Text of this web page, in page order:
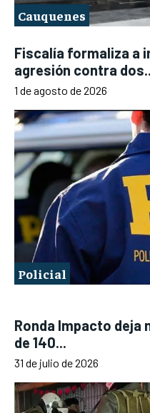
Cauquenes
Fiscalía formaliza a
agresión contra
1 de agosto de 2026
Policial
Ronda Impacto deja
de 140...
31 de julio de 2026